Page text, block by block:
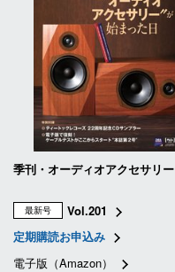
季刊・オーディオアクセサリー
最新号
Vol.201
定期購読お申込み
電子版（Amazon）